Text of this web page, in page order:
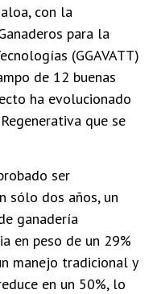
con la
para la
(GGAVATT)
de 12 buenas
ha evolucionado
que se
ser
sólo dos años, un
ganadería
en peso de un 29%
manejo tradicional y
en un 50%, lo